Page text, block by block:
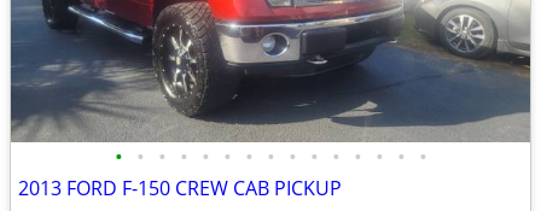
• • • • • • • • • • • • • • •
2013 FORD F-150 CREW CAB PICKUP